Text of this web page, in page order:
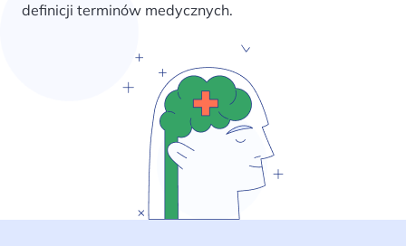
definicji terminów medycznych.